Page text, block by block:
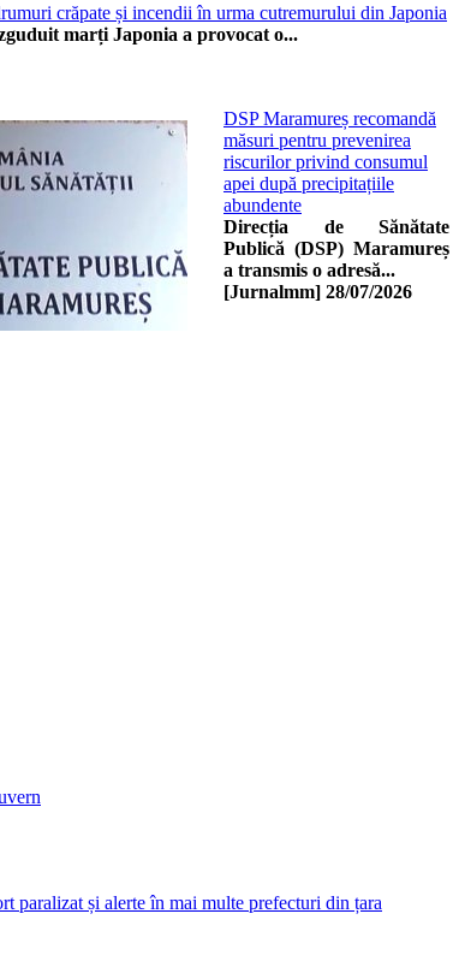
crăpate și incendii în urma cutremurului din Japonia
marți Japonia a provocat o...
DSP Maramureș recomandă
măsuri pentru prevenirea
riscurilor privind consumul
apei după precipitațiile
abundente
Direcția de Sănătate
Publică (DSP) Maramureș
a transmis o adresă...
[Jurnalmm] 28/07/2026
paralizat și alerte în mai multe prefecturi din țara